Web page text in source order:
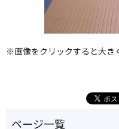
※画像をクリックすると大き